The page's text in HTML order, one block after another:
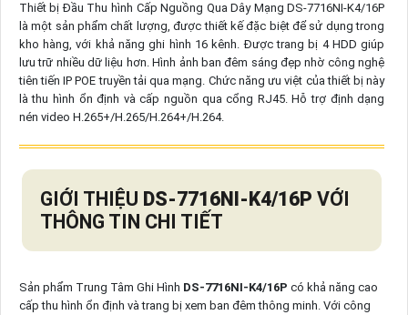
Thiết bị Đầu Thu hình Cấp Nguồng Qua Dây Mạng DS-7716NI-K4/16P
là một sản phẩm chất lượng, được thiết kế đặc biệt để sử dụng trong
kho hàng, với khả năng ghi hình 16 kênh. Được trang bị 4 HDD giúp
lưu trữ nhiều dữ liệu hơn. Hình ảnh ban đêm sáng đẹp nhờ công nghệ
tiên tiến IP POE truyền tải qua mạng. Chức năng ưu việt của thiết bị này
là thu hình ổn định và cấp nguồn qua cổng RJ45. Hỗ trợ định dạng
nén video H.265+/H.265/H.264+/H.264.
GIỚI THIỆU DS-7716NI-K4/16P VỚI
THÔNG TIN CHI TIẾT
Sản phẩm Trung Tâm Ghi Hình DS-7716NI-K4/16P có khả năng cao
cấp thu hình ổn định và trang bị xem ban đêm thông minh. Với công